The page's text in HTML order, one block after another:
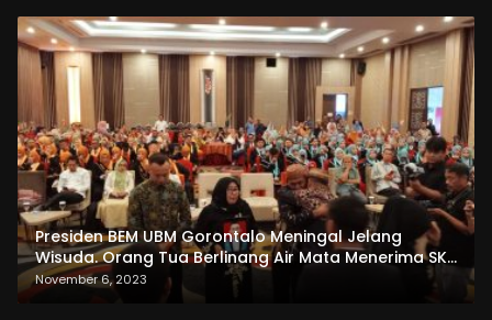
Presiden BEM UBM Gorontalo Meningal Jelang
Wisuda. Orang Tua Berlinang Air Mata Menerima SKL
dan Pemasangan Salempang
November 6, 2023